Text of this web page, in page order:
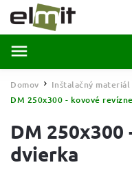
Domov / Inštalačný materiál
DM 250x300 - kovové
DM
dvierka